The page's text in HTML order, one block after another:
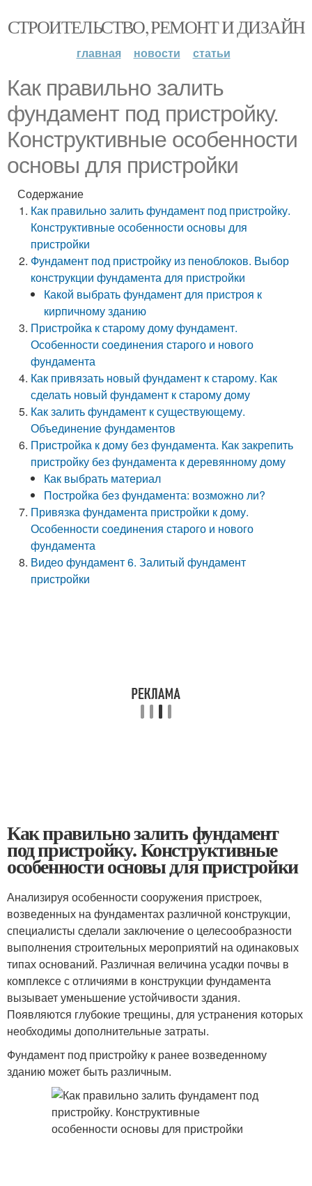
СТРОИТЕЛЬСТВО, РЕМОНТ И ДИЗАЙН
главная новости статьи
Как правильно залить
фундамент под пристройку.
Конструктивные особенности
основы для пристройки
Содержание
Как правильно залить фундамент под пристройку.
Конструктивные особенности основы для
пристройки
Фундамент под пристройку из пеноблоков. Выбор
конструкции фундамента для пристройки
Какой выбрать фундамент для пристроя к
кирпичному зданию
Пристройка к старому дому фундамент.
Особенности соединения старого и нового
фундамента
Как привязать новый фундамент к старому. Как
сделать новый фундамент к старому дому
Как залить фундамент к существующему.
Объединение фундаментов
Пристройка к дому без фундамента. Как закрепить
пристройку без фундамента к деревянному дому
Как выбрать материал
Постройка без фундамента: возможно ли?
Привязка фундамента пристройки к дому.
Особенности соединения старого и нового
фундамента
Видео фундамент 6. Залитый фундамент
пристройки
Как правильно залить фундамент
под пристройку. Конструктивные
особенности основы для пристройки
Анализируя особенности сооружения пристроек,
возведенных на фундаментах различной конструкции,
специалисты сделали заключение о целесообразности
выполнения строительных мероприятий на одинаковых
типах оснований. Различная величина усадки почвы в
комплексе с отличиями в конструкции фундамента
вызывает уменьшение устойчивости здания.
Появляются глубокие трещины, для устранения которых
необходимы дополнительные затраты.
Фундамент под пристройку к ранее возведенному
зданию может быть различным.